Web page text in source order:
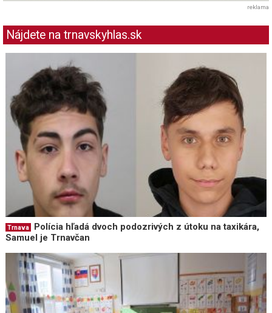
reklama
Nájdete na trnavskyhlas.sk
Trnava
Polícia hľadá dvoch podozrivých z útoku na taxikára,
Samuel je Trnavčan